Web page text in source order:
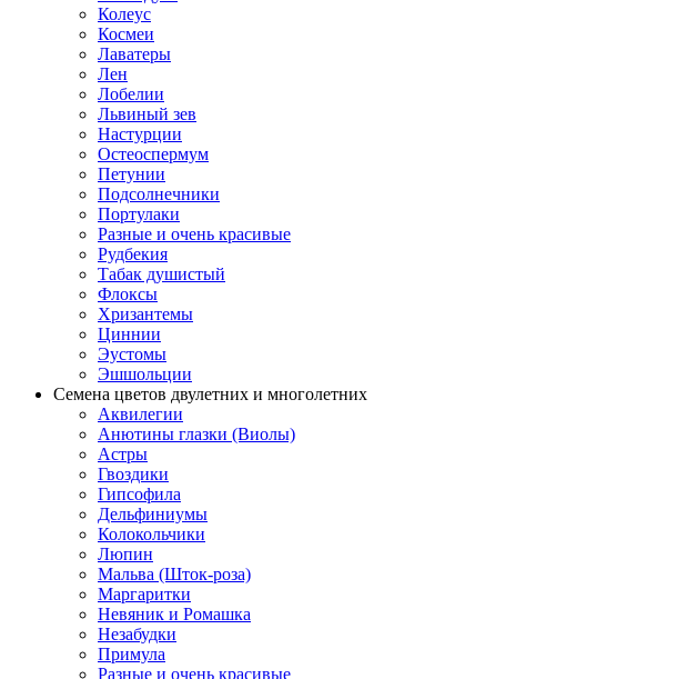
Колеус
Космеи
Лаватеры
Лен
Лобелии
Львиный зев
Настурции
Остеоспермум
Петунии
Подсолнечники
Портулаки
Разные и очень красивые
Рудбекия
Табак душистый
Флоксы
Хризантемы
Циннии
Эустомы
Эшшольции
Семена цветов двулетних и многолетних
Аквилегии
Анютины глазки (Виолы)
Астры
Гвоздики
Гипсофила
Дельфиниумы
Колокольчики
Люпин
Мальва (Шток-роза)
Маргаритки
Невяник и Ромашка
Незабудки
Примула
Разные и очень красивые